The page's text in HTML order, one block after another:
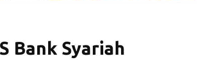
Bank Syariah